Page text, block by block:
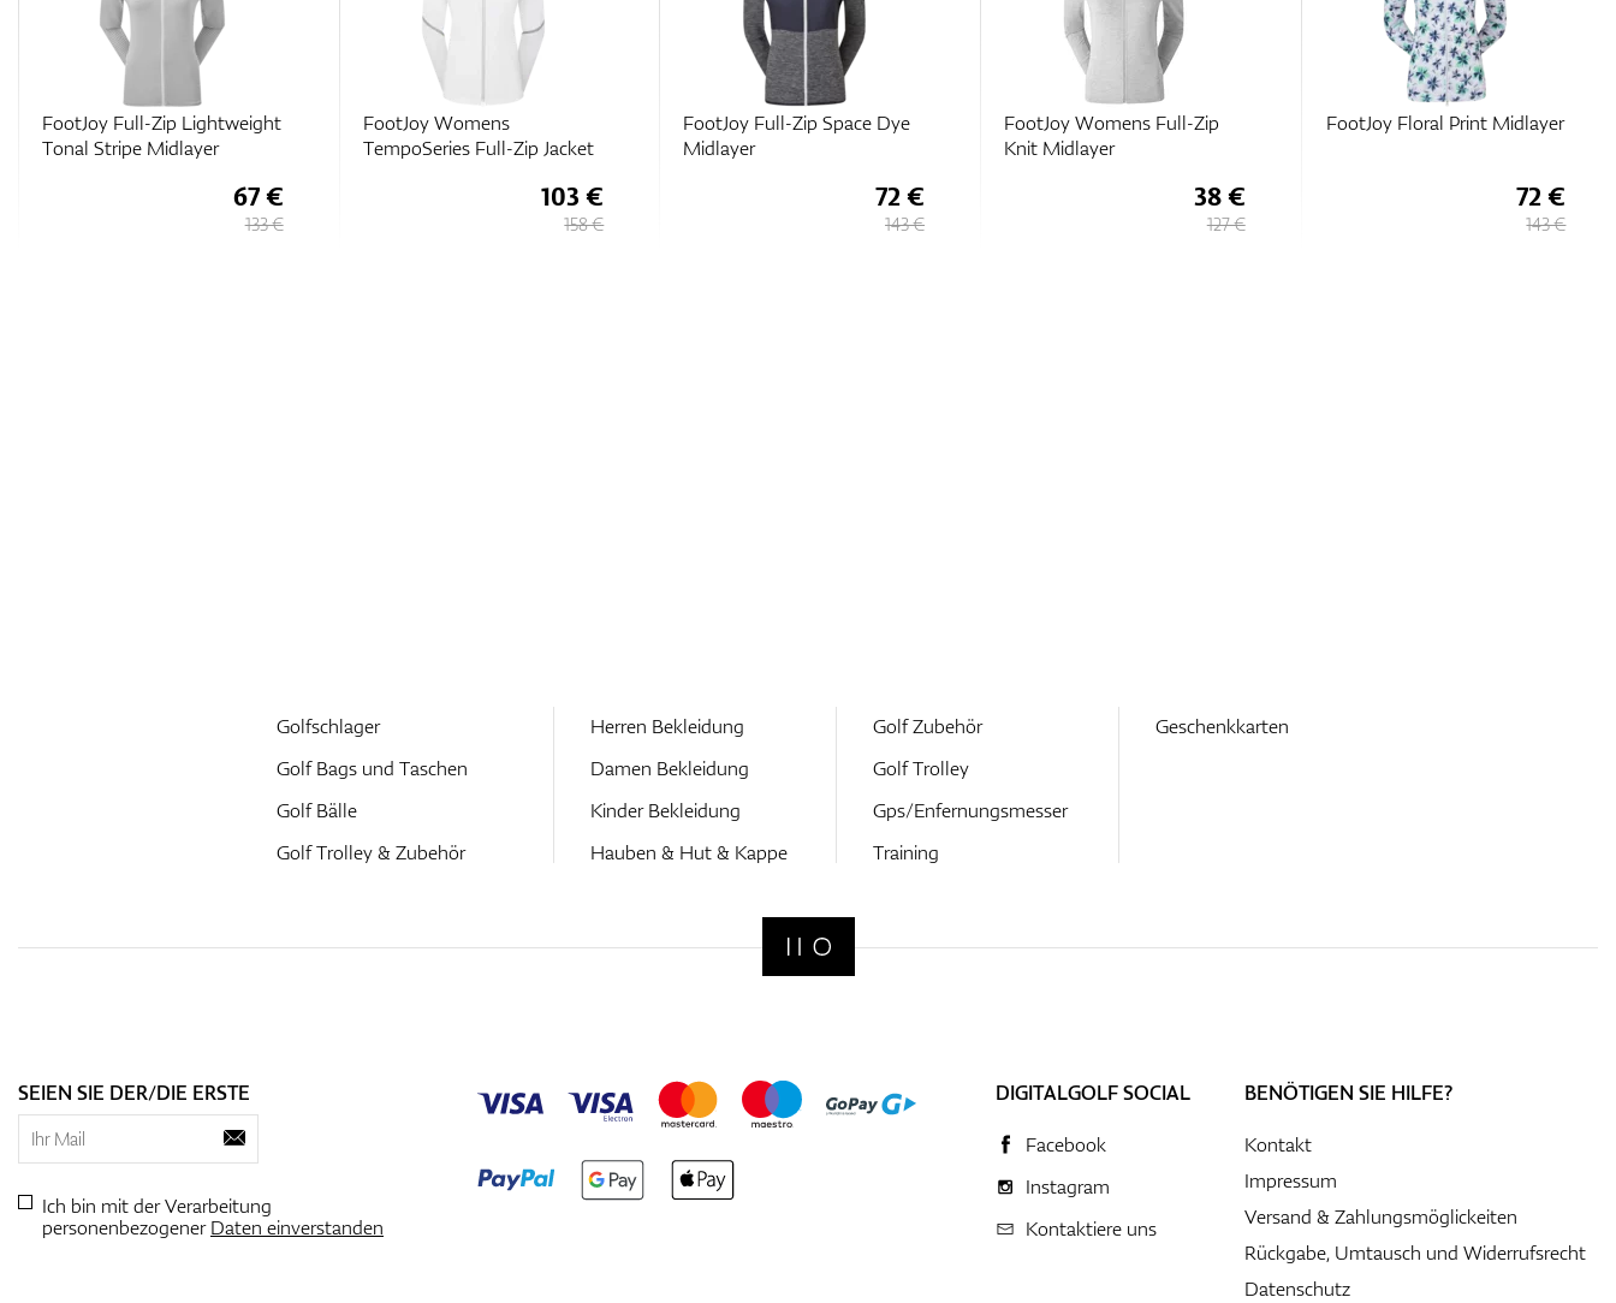
FootJoy Womens
TempoSeries Full-Zip Jacket
103 €
158 €
FootJoy Full-Zip Space Dye
Midlayer
72 €
143 €
FootJoy Womens Full-Zip
Knit Midlayer
38 €
127 €
FootJoy Floral Print Midlayer
72 €
143 €
FootJoy Women’s Full-Zip
58 €
116 €
Golfschlager
Golf Bags und Taschen
Golf Bälle
Golf Trolley & Zubehör
Herren Bekleidung
Damen Bekleidung
Kinder Bekleidung
Hauben & Hut & Kappe
Golf Zubehör
Golf Trolley
Gps/Enfernungsmesser
Training
Geschenkkarten
SEIEN SIE DER/DIE ERSTE
Ich bin mit der Verarbeitung
personenbezogenerDaten einverstanden
DIGITALGOLF SOCIAL
Facebook
Instagram
Kontaktiere uns
BENÖTIGEN SIE HILFE?
Kontakt
Impressum
Versand & Zahlungsmöglickeiten
Rückgabe, Umtausch und Widerrufsrecht
Datenschutz